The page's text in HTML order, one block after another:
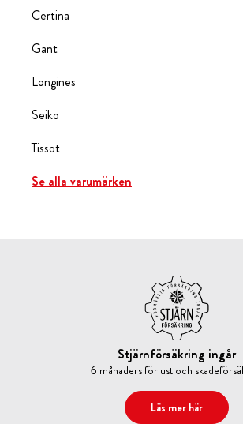
Certina
Gant
Longines
Seiko
Tissot
Se alla varumärken
Stjärnförsäkring ingår
6 månaders förlust och
Läs mer här